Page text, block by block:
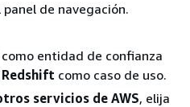
panel de navegación.
como entidad de confianza
Redshift como caso de uso.
servicios de AWS, elija